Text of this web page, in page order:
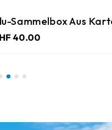
Sammelbox Aus
40.00